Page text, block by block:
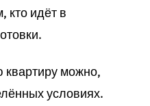
кто идёт в
квартиру можно,
условиях.